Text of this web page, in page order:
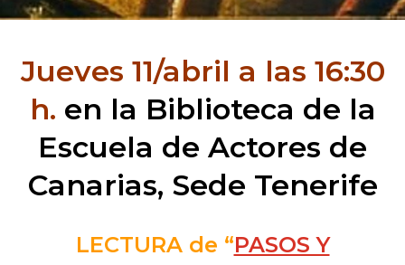
INVITACIÓN:
Jueves 11/abril a las 16:30
h. en la Biblioteca de la
Escuela de Actores de
Canarias, Sede Tenerife
LECTURA de “PASOS Y